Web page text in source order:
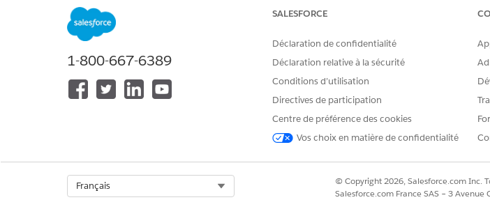
CET ARTICLE A-T-IL RÉSOLU VOTRE PROBLÈME ?
Dites-nous ce que nous pouvons améliorer !
1-800-667-6389
SALESFORCE
Déclaration de confidentialité
Déclaration relative à la sécurité
Conditions d’utilisation
Directives de participation
Centre de préférence des cookies
Vos choix en matière de confidentialité
Français
© Copyright 2026, Salesforce.com Inc.
Salesforce.com France SAS – 3 Avenue